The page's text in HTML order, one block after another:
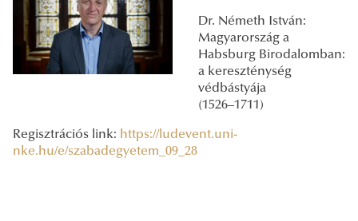
Dr. Németh István:
Magyarország a
Habsburg Birodalomban:
a kereszténység
védbástyája
(1526–1711)
Regisztrációs link: https://ludevent.uni-
nke.hu/e/szabadegyetem_09_28